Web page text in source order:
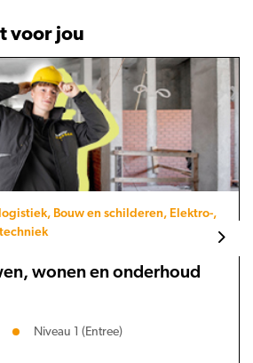
voor jou
Bouw en schilderen, Elektro-,
wonen en onderhoud
Niveau 1 (Entree)